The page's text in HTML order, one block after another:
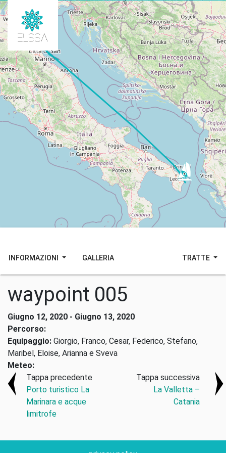
INFORMAZIONI GALLERIA TRATTE
waypoint 005
Giugno 12, 2020 - Giugno 13, 2020
Percorso:
Equipaggio: Giorgio, Franco, Cesar, Federico, Stefano,
Maribel, Eloise, Arianna e Sveva
Meteo:
Tappa precedente
Porto turistico La
Marinara e acque
limitrofe
Tappa successiva
La Valletta –
Catania